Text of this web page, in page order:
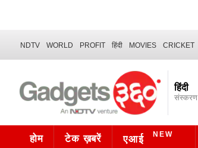
NDTV WORLD PROFIT हिंदी MOVIES CRICKET
हिंदी
संस्करण
होम टेक ख़बरें एआई NEW